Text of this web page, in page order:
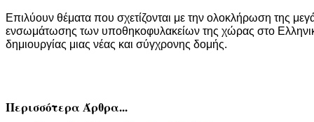
Επιλύουν θέματα που σχετίζονται με την ολοκλήρωση της
ενσωμάτωσης των υποθηκοφυλακείων της χώρας στο
δημιουργίας μιας νέας και σύγχρονης δομής.​
Περισσότερα Άρθρα...